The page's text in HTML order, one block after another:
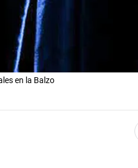
en la Balzo